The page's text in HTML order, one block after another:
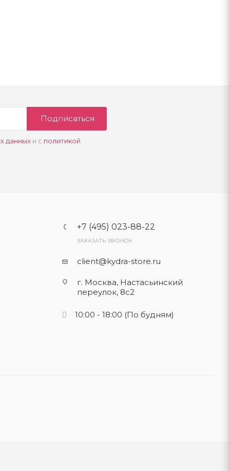
Подписаться
данныхи с политикой
+7 (495) 023-88-22
ЗАКАЗАТЬ ЗВОНОК
client@kydra-store.ru
г. Москва, Настасьинский
переулок, 8с2
10:00 - 18:00 (По будням)